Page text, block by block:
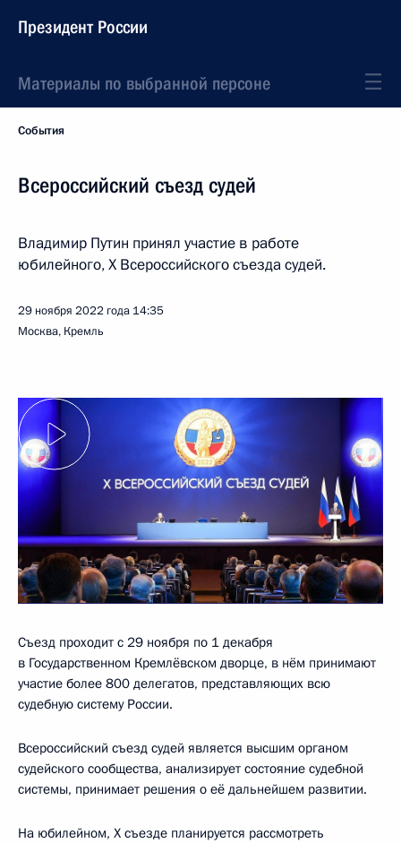
Президент России
Материалы по выбранной персоне
События
Всероссийский съезд судей
Владимир Путин принял участие в работе
юбилейного, X Всероссийского съезда судей.
29 ноября 2022 года 14:35
Москва, Кремль
Съезд проходит с 29 ноября по 1 декабря
в Государственном Кремлёвском дворце, в нём принимают
участие более 800 делегатов, представляющих всю
судебную систему России.
Всероссийский съезд судей является высшим органом
судейского сообщества, анализирует состояние судебной
системы, принимает решения о её дальнейшем развитии.
На юбилейном, X съезде планируется рассмотреть